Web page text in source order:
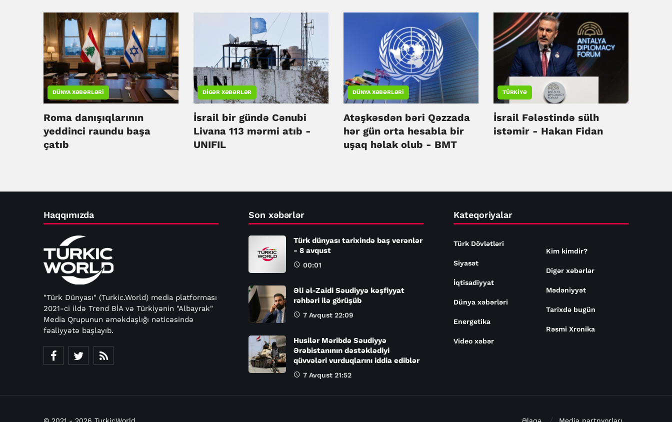
DÜNYA XƏBƏRLƏRI
Roma danışıqlarının
yeddinci raundu başa
çatıb
DIGƏR XƏBƏRLƏR
İsrail bir gündə Cənubi
Livana 113 mərmi atıb -
UNIFIL
DÜNYA XƏBƏRLƏRI
Atəşkəsdən bəri Qəzzada
hər gün orta hesabla bir
uşaq həlak olub - BMT
TÜRKIYƏ
İsrail Fələstində sülh
istəmir - Hakan Fidan
Haqqımızda
"Türk Dünyası" (Turkic.World) media platforması
2021-ci ildə Trend BİA və Türkiyənin "Albayrak"
Media Qrupunun əməkdaşlığı nəticəsində
fəaliyyətə başlayıb.
Son xəbərlər
Türk dünyası tarixində baş verənlər
- 8 avqust
00:01
Əli əl-Zaidi Səudiyyə kəşfiyyat
rəhbəri ilə görüşüb
7 Avqust 22:09
Husilər Məribdə Səudiyyə
Ərəbistanının dəstəklədiyi
qüvvələri vurduqlarını iddia ediblər
7 Avqust 21:52
Kateqoriyalar
Türk Dövlətləri
Siyasət
İqtisadiyyat
Dünya xəbərləri
Energetika
Video xəbər
Kim kimdir?
Digər xəbərlər
Mədəniyyət
Tarixdə bugün
Rəsmi Xronika